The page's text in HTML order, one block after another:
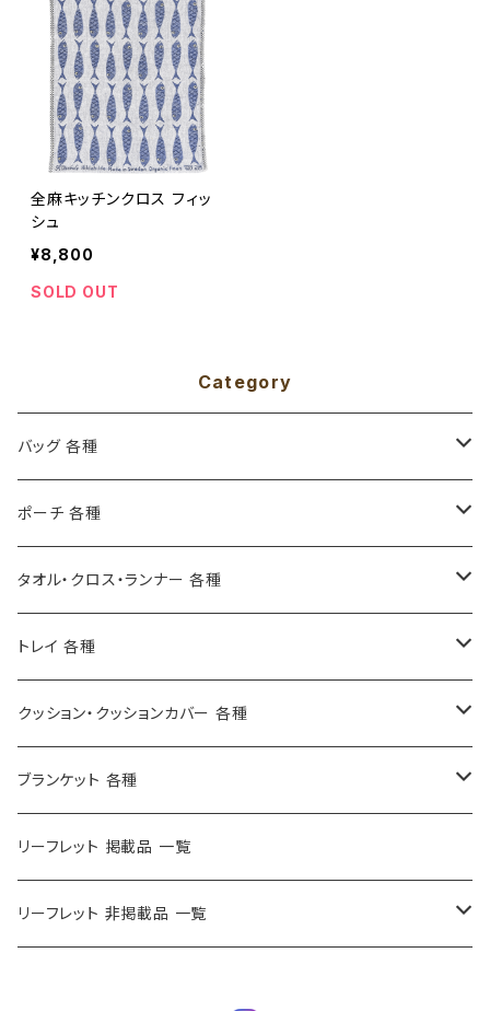
全麻キッチンクロス フィッ
シュ
¥8,800
SOLD OUT
Category
バッグ 各種
トートバッグ S ( 38x31cm )
トートバッグ M - AC ( 33x33cm )
トートバッグ L ( 40x36x10cm )
トートバッグ L - AC ( 41.5x37x10cm )
トレインクッションバッグ ( 23x28x6cm )
ランチバック AC ( 21x21x11cm )
レディバッグ AC ( 28x26.5x7cm )
ポーチ 各種
ポーチ S ( 6x8x2.5cm )
ポーチ M ( 9.5x12x3cm )
ポーチ L ( 12x18x5cm )
ポーチ W ( 6x18x5cm )
トラベルポーチ ( 19x25x12cm )
タオル・クロス・ランナー 各種
ゲストタオル
マルチクロス ( 140×220cm )
全麻キッチンクロス
ランナー ( 35×100cm /35×130cm)
トレイ 各種
ロングトレイ ( 22×43cm )
角トレイ S ( 20×27cm )
角トレイ M
角トレイ L
クッション・クッションカバー 各種
キッズクッションカバー ( 30cm )
クッションカバー ( 45cm )
シートクッション
ブランケット 各種
ブランケット 小
リーフレット 掲載品 一覧
リーフレット 非掲載品 一覧